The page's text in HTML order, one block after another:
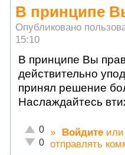
В принципе
Опубликовано
15:10
В принципе Вы
действительно
принял решение
Наслаждайтесь
Отлично!
0
Неадекватно!
0
» Войдите
отправлять